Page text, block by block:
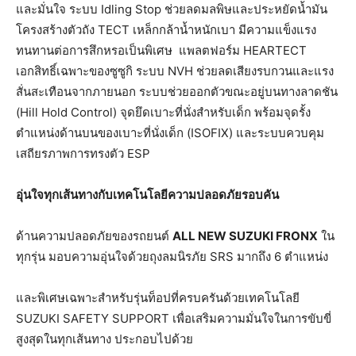
และมั่นใจ ระบบ Idling Stop ช่วยลดมลพิษและประหยัดน้ำมัน
โครงสร้างตัวถัง TECT เหล็กกล้าน้ำหนักเบา มีความแข็งแรง
ทนทานต่อการสึกหรอเป็นพิเศษ แพลตฟอร์ม HEARTECT
เอกสิทธิ์เฉพาะของซูซูกิ ระบบ NVH ช่วยลดเสียงรบกวนและแรง
สั่นสะเทือนจากภายนอก ระบบช่วยออกตัวขณะอยู่บนทางลาดชัน
(Hill Hold Control) จุดยึดเบาะที่นั่งสำหรับเด็ก พร้อมจุดรั้ง
ตำแหน่งด้านบนของเบาะที่นั่งเด็ก (ISOFIX) และระบบควบคุม
เสถียรภาพการทรงตัว ESP
อุ่นใจทุกเส้นทางกับเทคโนโลยีความปลอดภัยรอบคัน
ด้านความปลอดภัยของรถยนต์ ALL NEW SUZUKI FRONX ใน
ทุกรุ่น มอบความอุ่นใจด้วยถุงลมนิรภัย SRS มากถึง 6 ตำแหน่ง
และพิเศษเฉพาะสำหรับรุ่นท็อปที่ครบครันด้วยเทคโนโลยี
SUZUKI SAFETY SUPPORT เพื่อเสริมความมั่นใจในการขับขี่
สูงสุดในทุกเส้นทาง ประกอบไปด้วย